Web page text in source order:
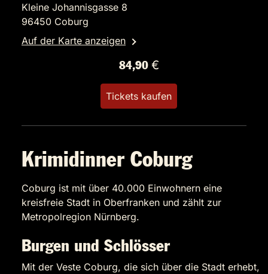
Kleine Johannisgasse 8
96450 Coburg
Auf der Karte anzeigen
84,90 €
Tickets kaufen
Krimidinner Coburg
Coburg ist mit über 40.000 Einwohnern eine
kreisfreie Stadt in Oberfranken und zählt zur
Metropolregion Nürnberg.
Burgen und Schlösser
Mit der Veste Coburg, die sich über die Stadt erhebt,